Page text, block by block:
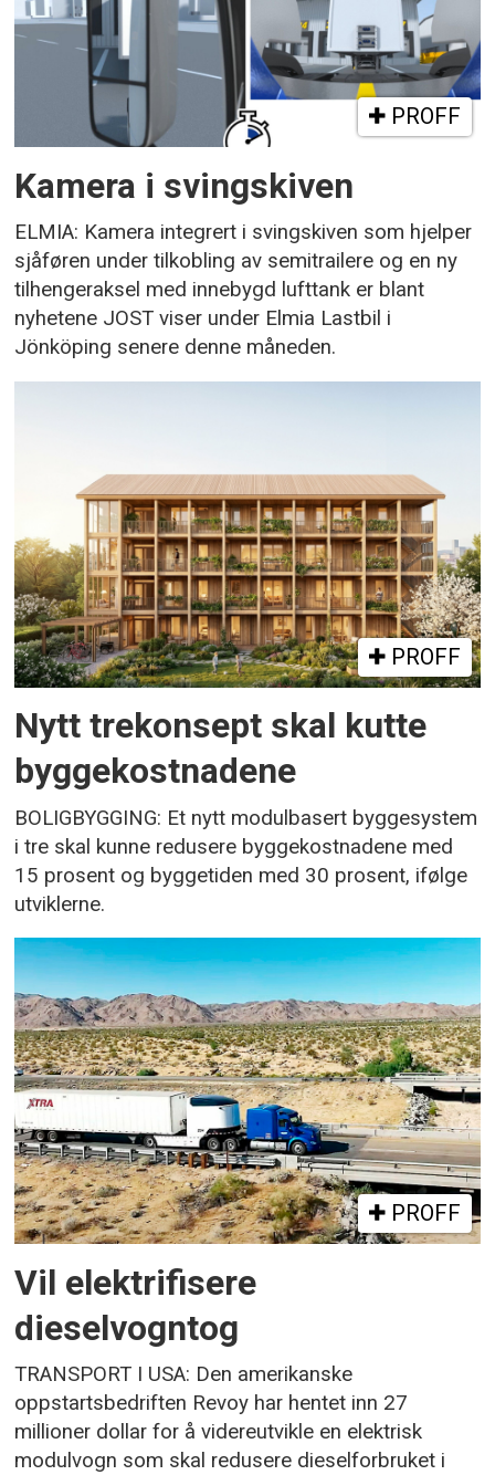
PROFF
Kamera i svingskiven
ELMIA: Kamera integrert i svingskiven som hjelper
sjåføren under tilkobling av semitrailere og en ny
tilhengeraksel med innebygd lufttank er blant
nyhetene JOST viser under Elmia Lastbil i
Jönköping senere denne måneden.
PROFF
Nytt trekonsept skal kutte
byggekostnadene
BOLIGBYGGING: Et nytt modulbasert byggesystem
i tre skal kunne redusere byggekostnadene med
15 prosent og byggetiden med 30 prosent, ifølge
utviklerne.
PROFF
Vil elektrifisere
dieselvogntog
TRANSPORT I USA: Den amerikanske
oppstartsbedriften Revoy har hentet inn 27
millioner dollar for å videreutvikle en elektrisk
modulvogn som skal redusere dieselforbruket i